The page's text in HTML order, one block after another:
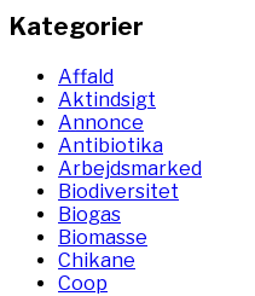
Kategorier
Affald
Aktindsigt
Annonce
Antibiotika
Arbejdsmarked
Biodiversitet
Biogas
Biomasse
Chikane
Coop